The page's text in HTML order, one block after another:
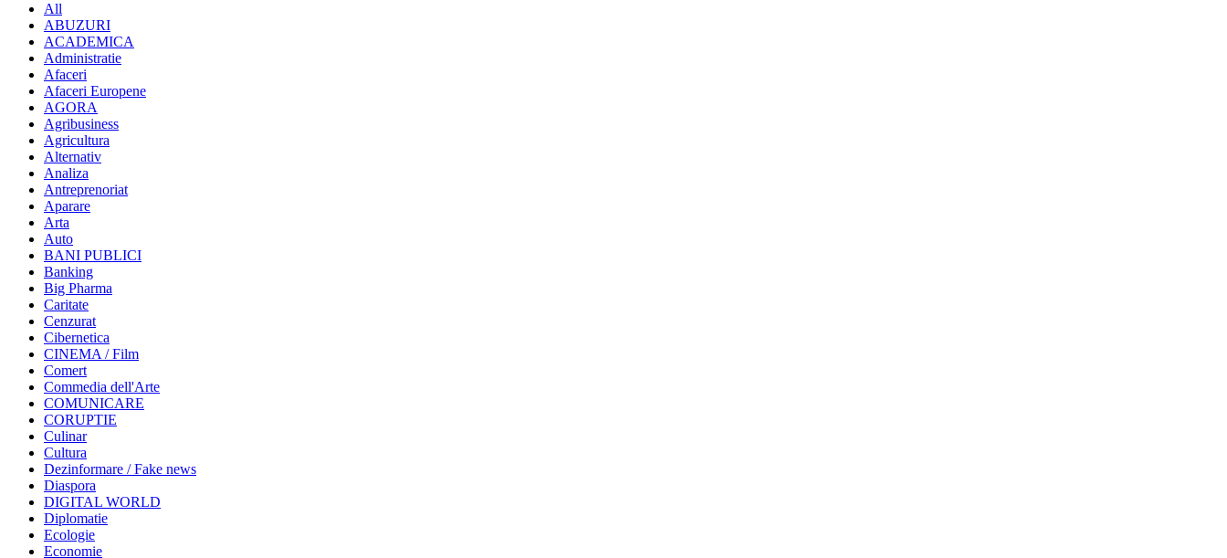
All
ABUZURI
ACADEMICA
Administratie
Afaceri
Afaceri Europene
AGORA
Agribusiness
Agricultura
Alternativ
Analiza
Antreprenoriat
Aparare
Arta
Auto
BANI PUBLICI
Banking
Big Pharma
Caritate
Cenzurat
Cibernetica
CINEMA / Film
Comert
Commedia dell'Arte
COMUNICARE
CORUPTIE
Culinar
Cultura
Dezinformare / Fake news
Diaspora
DIGITAL WORLD
Diplomatie
Ecologie
Economie